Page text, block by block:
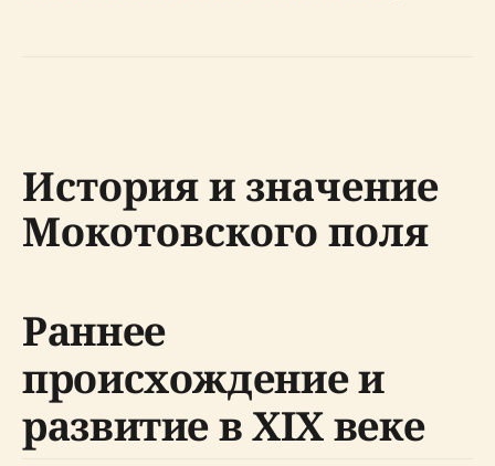
История и значение
Мокотовского поля
Раннее
происхождение и
развитие в XIX веке